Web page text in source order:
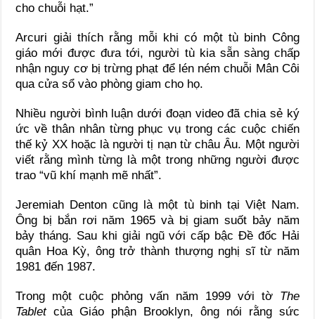
cho chuỗi hạt.”
Arcuri giải thích rằng mỗi khi có một tù binh Công
giáo mới được đưa tới, người tù kia sẵn sàng chấp
nhận nguy cơ bị trừng phạt để lén ném chuỗi Mân Côi
qua cửa sổ vào phòng giam cho họ.
Nhiều người bình luận dưới đoạn video đã chia sẻ ký
ức về thân nhân từng phục vụ trong các cuộc chiến
thế kỷ XX hoặc là người tị nạn từ châu Âu. Một người
viết rằng mình từng là một trong những người được
trao “vũ khí mạnh mẽ nhất”.
Jeremiah Denton cũng là một tù binh tại Việt Nam.
Ông bị bắn rơi năm 1965 và bị giam suốt bảy năm
bảy tháng. Sau khi giải ngũ với cấp bậc Đề đốc Hải
quân Hoa Kỳ, ông trở thành thượng nghị sĩ từ năm
1981 đến 1987.
Trong một cuộc phỏng vấn năm 1999 với tờ The
Tabletcủa Giáo phận Brooklyn, ông nói rằng sức